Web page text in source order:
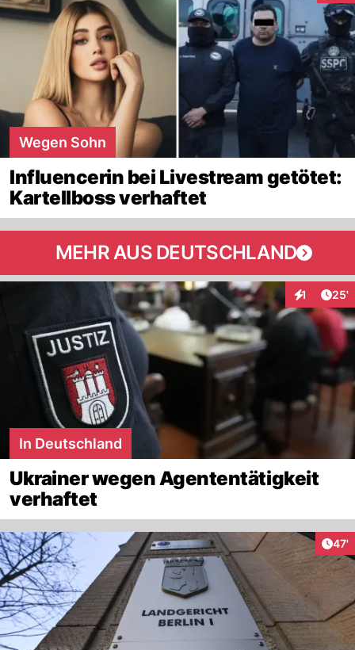
Wegen Sohn
Influencerin bei Livestream getötet:
Kartellboss verhaftet
MEHR AUS DEUTSCHLAND
1 25'
In Deutschland
Ukrainer wegen Agententätigkeit
verhaftet
47'